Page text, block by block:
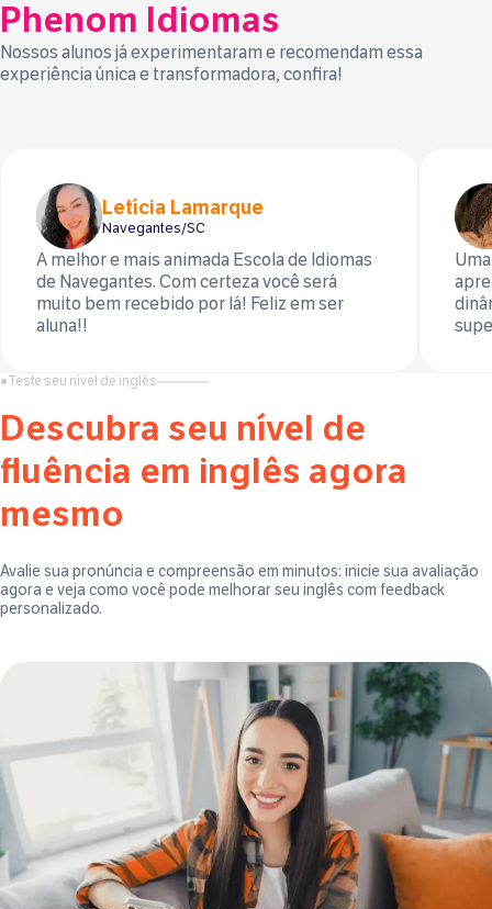
Phenom Idiomas
Nossos alunos já experimentaram e recomendam essa
experiência única e transformadora, confira!
Letícia Lamarque
Navegantes/SC
A melhor e mais animada Escola de Idiomas
de Navegantes. Com certeza você será
muito bem recebido por lá! Feliz em ser
aluna!!
●Teste seu nível de inglês
Descubra seu nível de
fluência em inglês agora
mesmo
Avalie sua pronúncia e compreensão em minutos: inicie sua avaliação
agora e veja como você pode melhorar seu inglês com feedback
personalizado.